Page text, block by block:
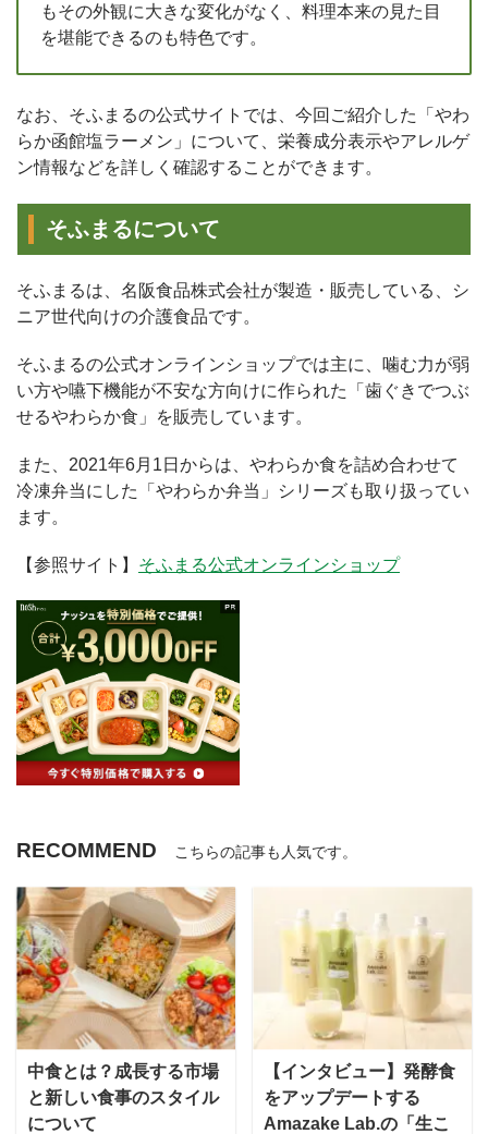
もその外観に大きな変化がなく、料理本来の見た目
を堪能できるのも特色です。
なお、そふまるの公式サイトでは、今回ご紹介した「やわ
らか函館塩ラーメン」について、栄養成分表示やアレルゲ
ン情報などを詳しく確認することができます。
そふまるについて
そふまるは、名阪食品株式会社が製造・販売している、シ
ニア世代向けの介護食品です。
そふまるの公式オンラインショップでは主に、噛む力が弱
い方や嚥下機能が不安な方向けに作られた「歯ぐきでつぶ
せるやわらか食」を販売しています。
また、2021年6月1日からは、やわらか食を詰め合わせて
冷凍弁当にした「やわらか弁当」シリーズも取り扱ってい
ます。
【参照サイト】 そふまる公式オンラインショップ
RECOMMEND こちらの記事も人気です。
中食とは？成長する市場
と新しい食事のスタイル
について
【インタビュー】発酵食
をアップデートする
Amazake Lab.の「生こ